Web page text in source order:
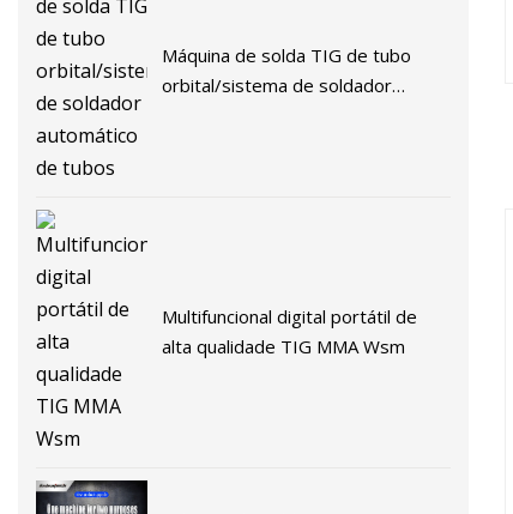
Máquina de solda TIG de tubo
orbital/sistema de soldador
Multifuncional digital portátil de
alta qualidade TIG MMA Wsm